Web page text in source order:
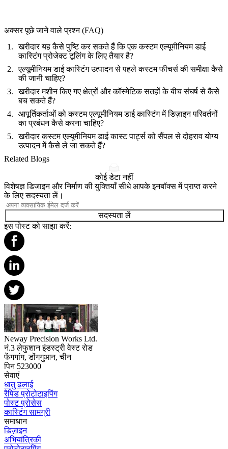
अक्सर पूछे जाने वाले प्रश्न (FAQ)
खरीदार यह कैसे पुष्टि कर सकते हैं कि एक कस्टम एल्यूमीनियम डाई
कास्टिंग प्रोजेक्ट टूलिंग के लिए तैयार है?
एल्यूमीनियम डाई कास्टिंग उत्पादन से पहले कस्टम फीचर्स की समीक्षा कैसे
की जानी चाहिए?
खरीदार मशीन किए गए क्षेत्रों और कॉस्मेटिक सतहों के बीच संघर्ष से कैसे
बच सकते हैं?
आपूर्तिकर्ताओं को कस्टम एल्यूमीनियम डाई कास्टिंग में डिज़ाइन परिवर्तनों
का प्रबंधन कैसे करना चाहिए?
खरीदार कस्टम एल्यूमीनियम डाई कास्ट पार्ट्स को सैंपल से दोहराव योग्य
उत्पादन में कैसे ले जा सकते हैं?
Related Blogs
कोई डेटा नहीं
विशेषज्ञ डिजाइन और निर्माण की युक्तियाँ सीधे आपके इनबॉक्स में प्राप्त करने
के लिए सदस्यता लें।
सदस्यता लें
इस पोस्ट को साझा करें:
Neway Precision Works Ltd.
नं.3 लेफुशान इंडस्ट्री वेस्ट रोड
फेंगगांग, डोंगगुआन, चीन
पिन 523000
सेवाएं
धातु ढलाई
रैपिड प्रोटोटाइपिंग
पोस्ट प्रोसेस
कास्टिंग सामग्री
समाधान
डिज़ाइन
अभियांत्रिकी